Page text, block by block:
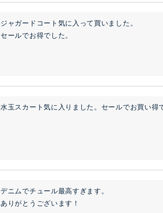
ジャガードコート気に入って買いました。
セールでお得でした。
水玉スカート気に入りました。セールでお買い得
デニムでチュール最高すぎます。
ありがとうございます！